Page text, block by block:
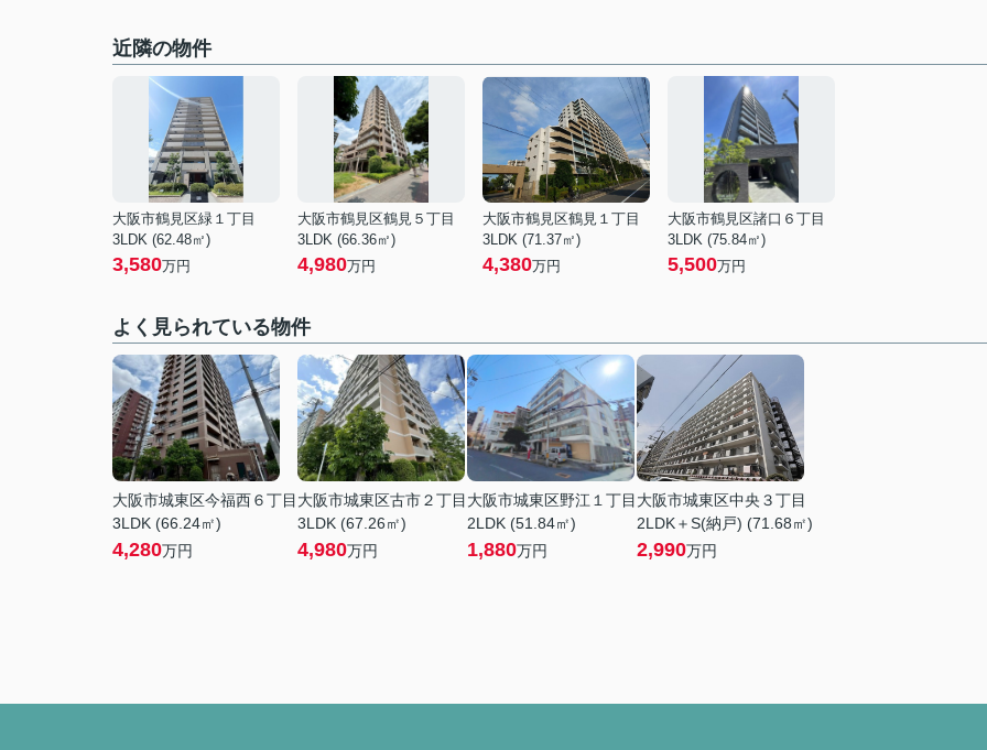
近隣の物件
大阪市鶴見区緑１丁目
3LDK (62.48㎡)
3,580万円
大阪市鶴見区鶴見５丁目
3LDK (66.36㎡)
4,980万円
大阪市鶴見区鶴見１丁目
3LDK (71.37㎡)
4,380万円
大阪市鶴見区諸口６丁目
3LDK (75.84㎡)
5,500万円
よく見られている物件
大阪市城東区今福西６丁目
3LDK (66.24㎡)
4,280万円
大阪市城東区古市２丁目
3LDK (67.26㎡)
4,980万円
大阪市城東区野江１丁目
2LDK (51.84㎡)
1,880万円
大阪市城東区中央３丁目
2LDK＋S(納戸) (71.68㎡)
2,990万円